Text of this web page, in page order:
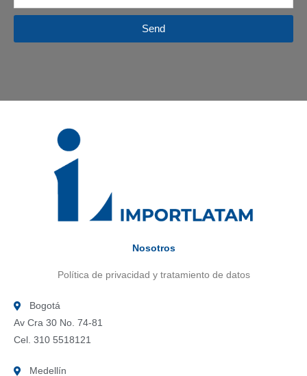
Send
Nosotros
Política de privacidad y tratamiento de datos
Bogotá
Av Cra 30 No. 74-81
Cel. 310 5518121
Medellín